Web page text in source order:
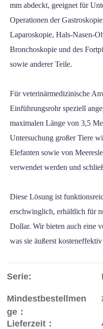
mm abdeckt, geeignet für
Operationen der
Laparoskopie, Hals-Nasen-
Bronchoskopie und des
sowie anderer Teile.
Für veterinärmedizinische
Einführungsrohr speziell
maximalen Länge von 3,5
Untersuchung großer Tiere
Elefanten sowie von
verwendet werden und
Diese Lösung ist
erschwinglich, erhältlich für
Dollar. Wir bieten auch eine
was sie äußerst
Serie:
Mindestbestellmen
ge：
Lieferzeit：